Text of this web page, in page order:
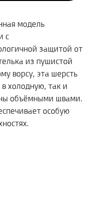
модель
с
защитой от
из пушистой
ворсу, эта шерсть
холодную, так и
объёмными швами.
особую